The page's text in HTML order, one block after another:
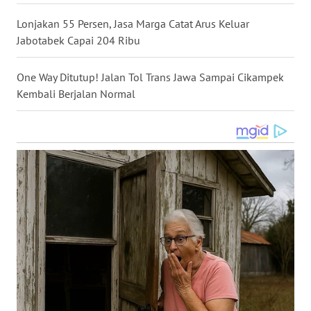
Lonjakan 55 Persen, Jasa Marga Catat Arus Keluar
Jabotabek Capai 204 Ribu
One Way Ditutup! Jalan Tol Trans Jawa Sampai Cikampek
Kembali Berjalan Normal
NUSANTARA
JOGJA
WN
BALI
WN
KALBAR
WN
KALTENG